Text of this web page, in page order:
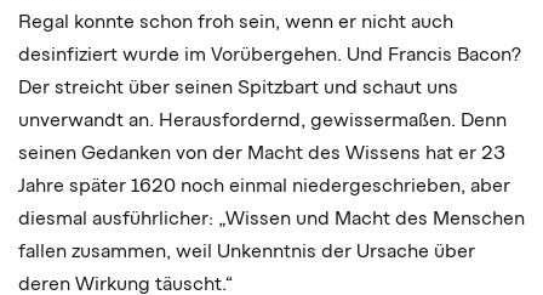
Regal konnte schon froh sein, wenn er nicht auch
desinfiziert wurde im Vorübergehen. Und Francis Bacon?
Der streicht über seinen Spitzbart und schaut uns
unverwandt an. Herausfordernd, gewissermaßen. Denn
seinen Gedanken von der Macht des Wissens hat er 23
Jahre später 1620 noch einmal niedergeschrieben, aber
diesmal ausführlicher: „Wissen und Macht des Menschen
fallen zusammen, weil Unkenntnis der Ursache über
deren Wirkung täuscht.“